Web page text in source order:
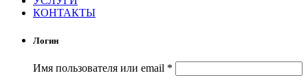
КОНТАКТЫ
Логин
Имя пользователя или email *